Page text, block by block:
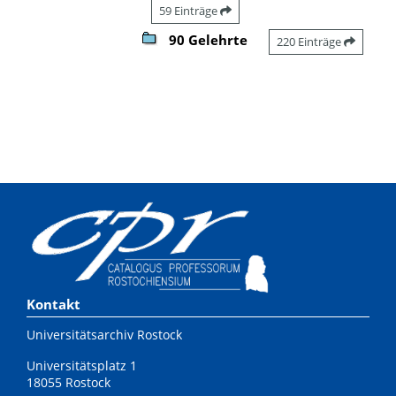
59 Einträge
90 Gelehrte 220 Einträge
Kontakt
Universitätsarchiv Rostock
Universitätsplatz 1
18055 Rostock